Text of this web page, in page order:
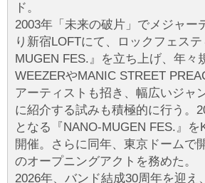
ド。
2003年「未来の破片」でメジャー
り新宿LOFTにて、ロックフェス
MUGEN FES.』を立ち上げ、年々
WEEZERやMANIC STREET
アーティストも招き、幅広いジャ
に紹介する試みも積極的に行う。
となる『NANO-MUGEN FES.』
開催。さらに同年、東京ドームで
のオープニングアクトを務めた。
2026年、バンド結成30周年を迎え